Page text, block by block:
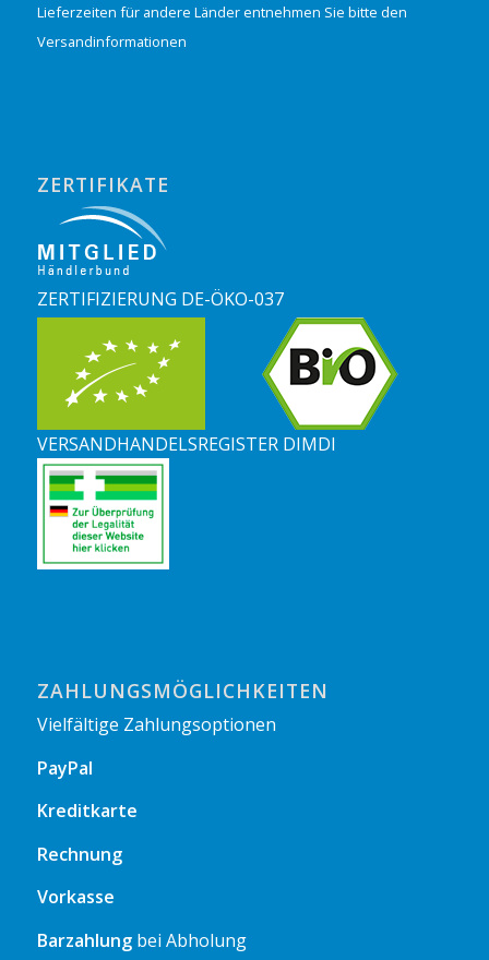
Lieferzeiten für andere Länder entnehmen Sie bitte den
Versandinformationen
ZERTIFIKATE
ZERTIFIZIERUNG DE-ÖKO-037
VERSANDHANDELSREGISTER DIMDI
ZAHLUNGSMÖGLICHKEITEN
Vielfältige Zahlungsoptionen
PayPal
Kreditkarte
Rechnung
Vorkasse
Barzahlungbei Abholung